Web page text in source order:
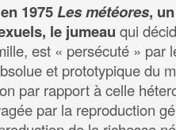
1975Les météores,
le jumeau qui
est « persécuté » par
et prototypique du
par rapport à celle
par la reproduction